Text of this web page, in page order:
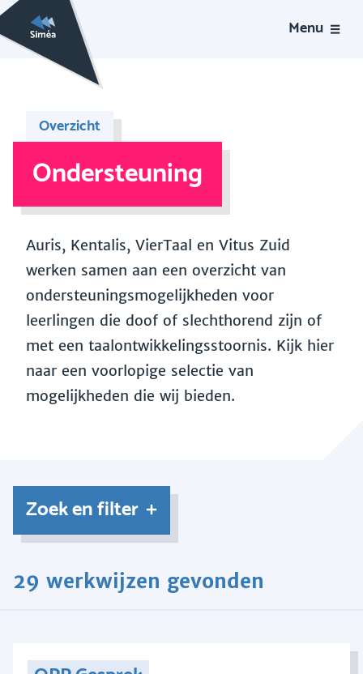
Menu
Overzicht
Ondersteuning
Auris, Kentalis, VierTaal en Vitus Zuid
werken samen aan een overzicht van
ondersteuningsmogelijkheden voor
leerlingen die doof of slechthorend zijn of
met een taalontwikkelingsstoornis. Kijk hier
naar een voorlopige selectie van
mogelijkheden die wij bieden.
Zoek en filter
29 werkwijzen gevonden